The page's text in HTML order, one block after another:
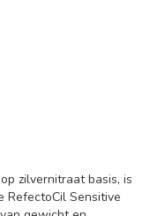
zilvernitraat basis, is
RefectoCil Sensitive